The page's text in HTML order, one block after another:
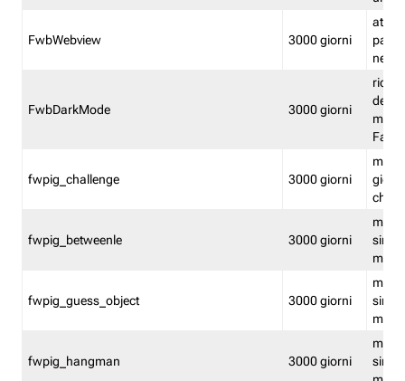
FwbWebview 3000 giorni
attiva
FwbDarkMode 3000 giorni
fwpig_challenge 3000 giorni
fwpig_betweenle 3000 giorni
fwpig_guess_object 3000 giorni
fwpig_hangman 3000 giorni